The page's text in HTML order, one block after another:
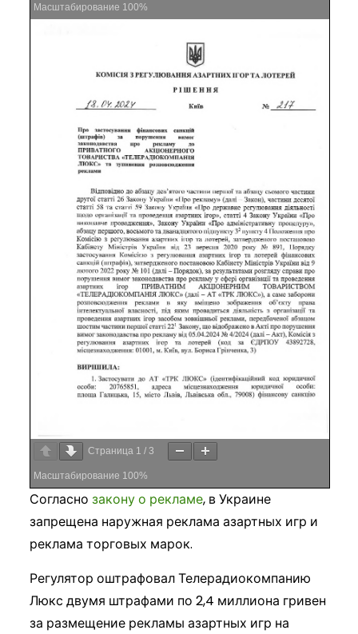
Масштабирование 100%
Страница 1 / 3
Масштабирование 100%
Согласно закону о рекламе, в Украине
запрещена наружная реклама азартных игр и
реклама торговых марок.
Регулятор оштрафовал Телерадиокомпанию
Люкс двумя штрафами по 2,4 миллиона гривен
за размещение рекламы азартных игр на